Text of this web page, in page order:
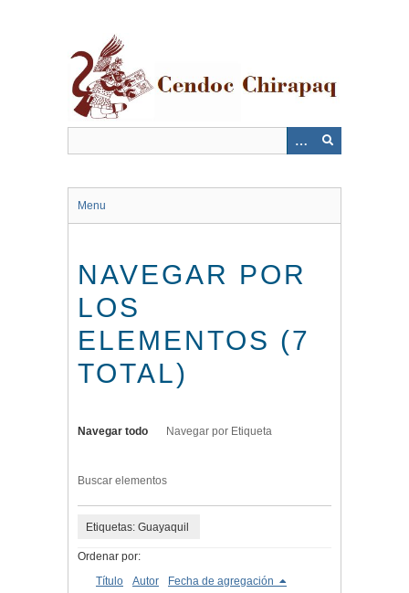
Menu
NAVEGAR POR
LOS
ELEMENTOS (7
TOTAL)
Navegar todo Navegar por Etiqueta
Buscar elementos
Etiquetas: Guayaquil
Ordenar por:
Título
Autor Fecha de agregación